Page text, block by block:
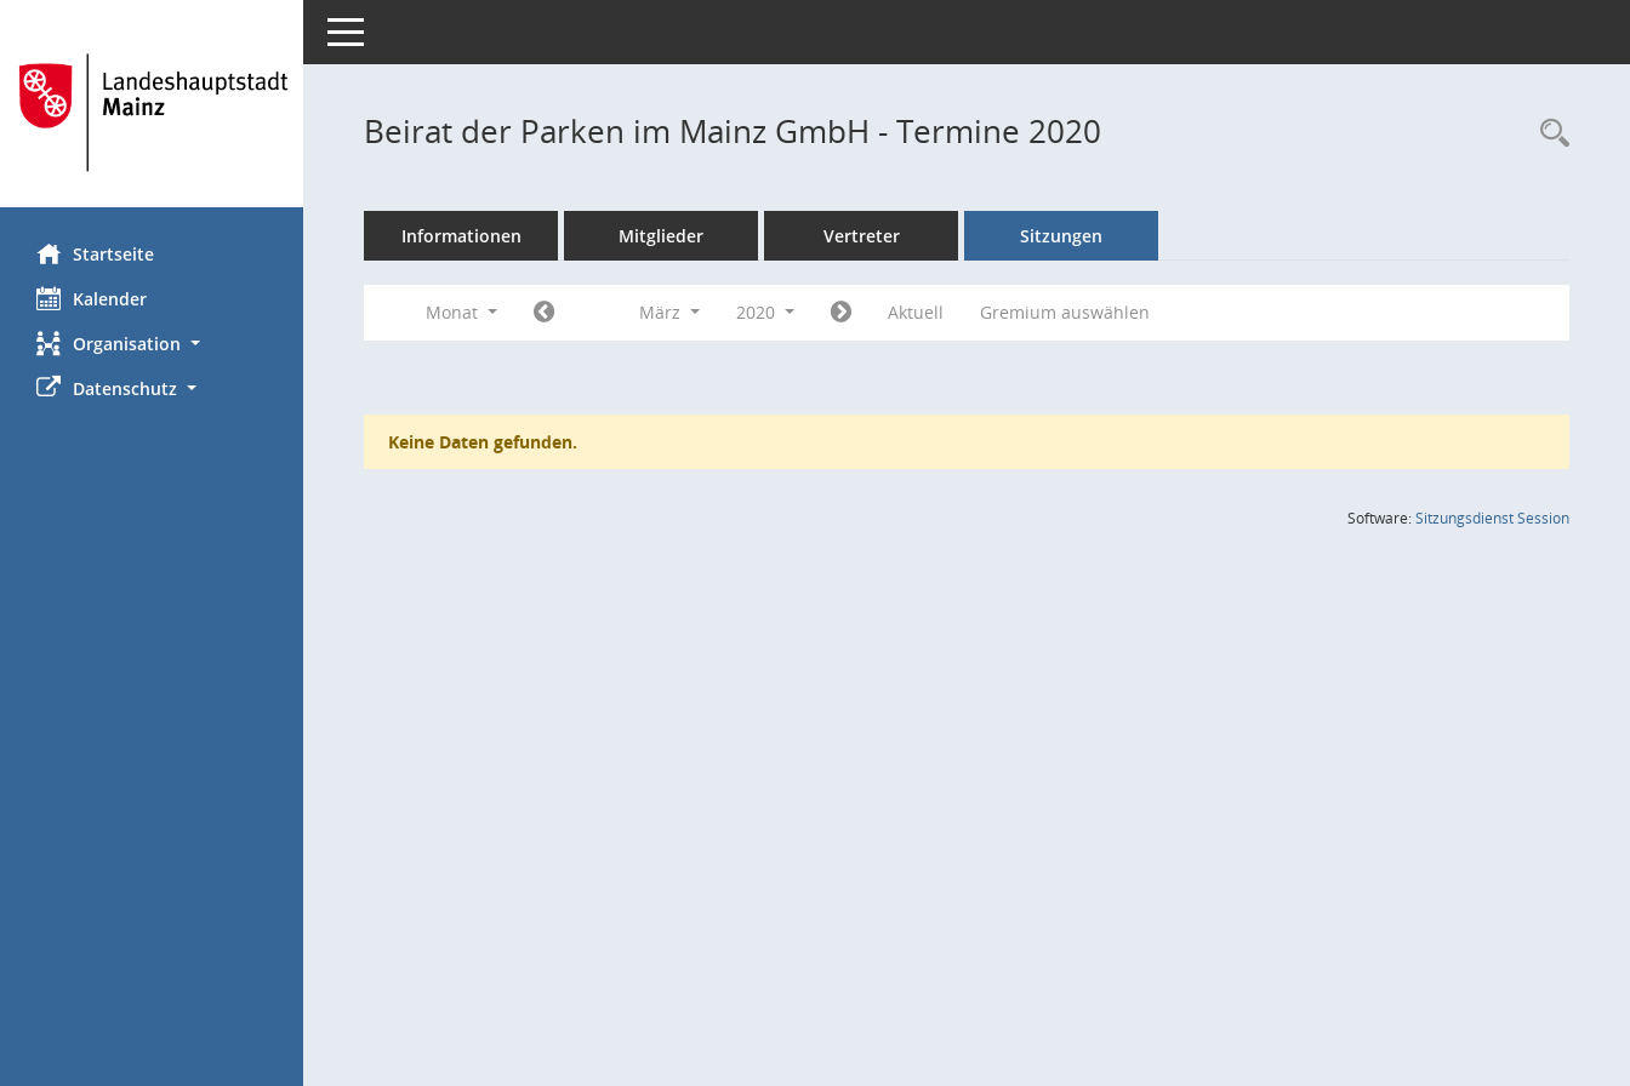
Startseite
Kalender
Organisation
Datenschutz
Toggle navigation
Beirat der Parken im Mainz GmbH - Termine 2020
Informationen Mitglieder Vertreter Sitzungen
Monat März 2020 Aktuell Gremium auswählen
Keine Daten gefunden.
Software:SitzungsdienstSession(Wird in